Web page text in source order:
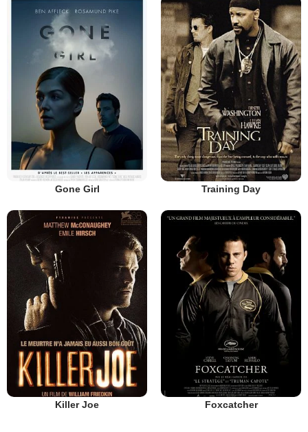
Gone Girl Training Day
Killer Joe Foxcatcher